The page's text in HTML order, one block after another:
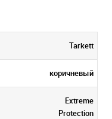
Tarkett
коричневый
Extreme
Protection